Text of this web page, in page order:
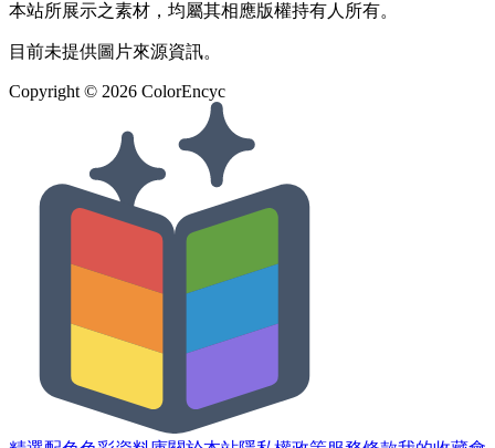
本站所展示之素材，均屬其相應版權持有人所有。
目前未提供圖片來源資訊。
Copyright © 2026 ColorEncyc